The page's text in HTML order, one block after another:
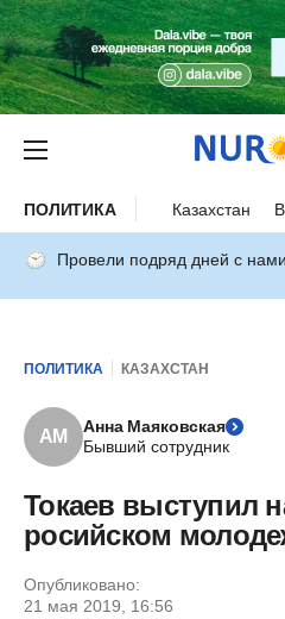
ПОЛИТИКА Казахстан
Провели подряд дней с нами
ПОЛИТИКА КАЗАХСТАН
АМ
Анна Маяковская
Бывший сотрудник
Токаев выступил
росийском
Опубликовано:
21 мая 2019, 16:56